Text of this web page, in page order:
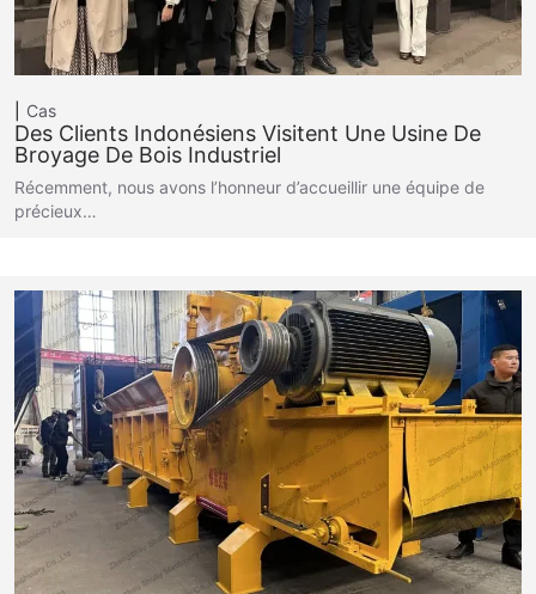
Cas
Des Clients Indonésiens Visitent Une Usine De
Broyage De Bois Industriel
Récemment, nous avons l’honneur d’accueillir une équipe de
précieux…